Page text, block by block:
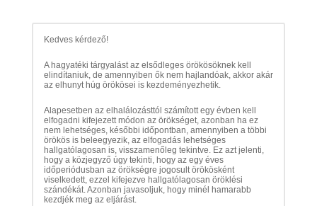
Kedves kérdező!
A hagyatéki tárgyalást az elsődleges örökösöknek kell
elindítaniuk, de amennyiben ők nem hajlandóak, akkor akár
az elhunyt húg örökösei is kezdeményezhetik.
Alapesetben az elhalálozásttól számított egy évben kell
elfogadni kifejezett módon az örökséget, azonban ha ez
nem lehetséges, későbbi időpontban, amennyiben a többi
örökös is beleegyezik, az elfogadás lehetséges
hallgatólagosan is, visszamenőleg tekintve. Ez azt jelenti,
hogy a közjegyző úgy tekinti, hogy az egy éves
időperiódusban az örökségre jogosult örökösként
viselkedett, ezzel kifejezve hallgatólagosan öröklési
szándékát. Azonban javasoljuk, hogy minél hamarabb
kezdjék meg az eljárást.